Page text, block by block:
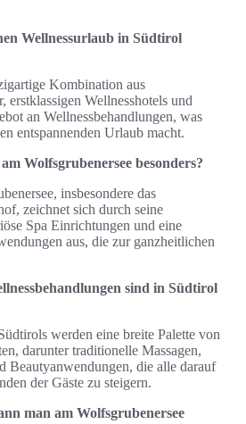
Wellnessurlaub in Südtirol
Kombination aus
erstklassigen Wellnesshotels und
an Wellnessbehandlungen, was
entspannenden Urlaub macht.
Wolfsgrubenersee besonders?
insbesondere das
zeichnet sich durch seine
Spa Einrichtungen und eine
aus, die zur ganzheitlichen
sind in Südtirol
werden eine breite Palette von
darunter traditionelle Massagen,
Beautyanwendungen, die alle darauf
der Gäste zu steigern.
man am Wolfsgrubenersee